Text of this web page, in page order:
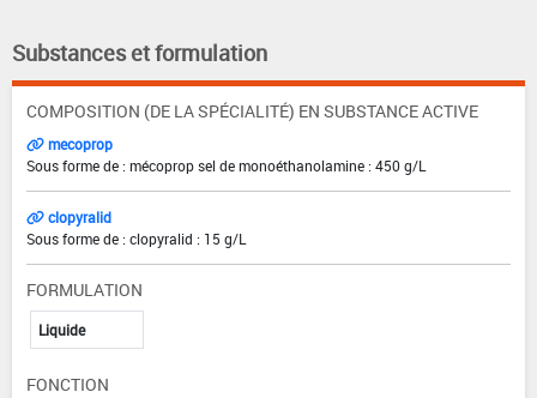
Substances et formulation
COMPOSITION (DE LA SPÉCIALITÉ) EN SUBSTANCE ACTIVE
mecoprop
Sous forme de : mécoprop sel de monoéthanolamine : 450 g/L
clopyralid
Sous forme de : clopyralid : 15 g/L
FORMULATION
Liquide
FONCTION